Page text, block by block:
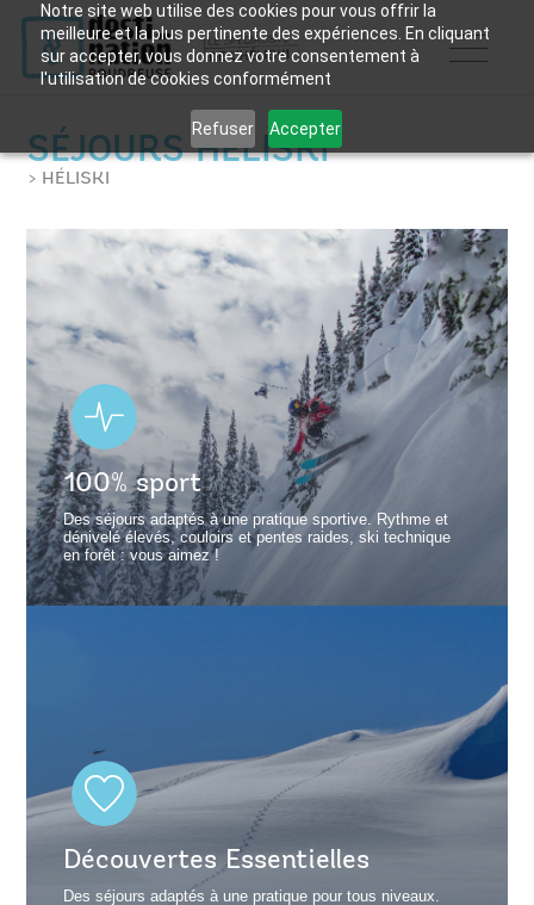
Notre site web utilise des cookies pour vous offrir la
meilleure et la plus pertinente des expériences. En cliquant
sur accepter, vous donnez votre consentement à
l'utilisation de cookies conformément
Refuser Accepter
SÉJOURS HÉLISKI
> HÉLISKI
100% sport
Des séjours adaptés à une pratique sportive. Rythme et
dénivelé élevés, couloirs et pentes raides, ski technique
en forêt : vous aimez !
Découvertes Essentielles
Des séjours adaptés à une pratique pour tous niveaux.